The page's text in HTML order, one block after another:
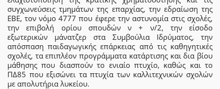
συγχωνεύσεις τμημάτων της επαρχίας, την εδραίωση της
ΕΒΕ, τον νόμο 4777 που έφερε την αστυνομία στις σχολές,
την επιβολή ορίου σπουδών ν + ν/2, την είσοδο
εξωτερικών μάνατζερ στα Συμβούλια Ιδρύματος, την
απόσπαση παιδαγωγικής επάρκειας από τις καθηγητικές
σχολές, τα επιπλέον προγράμματα κατάρτισης και δια βίου
μάθησης που διασπούν το ενιαίο πτυχίο, καθώς και το
ΠΔ85 που εξισώνει τα πτυχία των καλλιτεχνικών σχολών
με απολυτήρια λυκείου.